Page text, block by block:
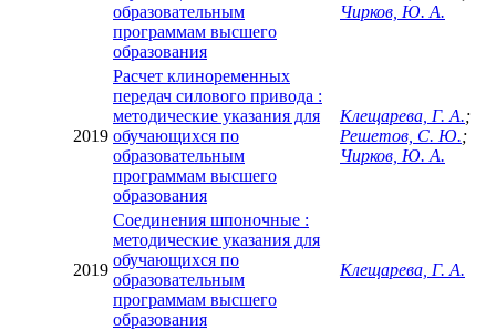
образовательным
программам высшего
образования
Чирков, Ю. А.
2019
Расчет клиноременных
передач силового привода :
методические указания для
обучающихся по
образовательным
программам высшего
образования
Клещарева, Г. А.;
Решетов, С. Ю.;
Чирков, Ю. А.
2019
Соединения шпоночные :
методические указания для
обучающихся по
образовательным
программам высшего
образования
Клещарева, Г. А.